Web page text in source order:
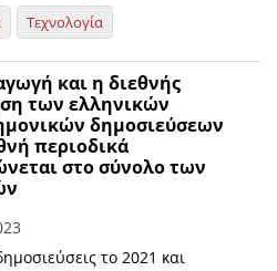
Τεχνολογία
και η διεθνής
των ελληνικών
δημοσιεύσεων
περιοδικά
στο σύνολο των
το 2021 και